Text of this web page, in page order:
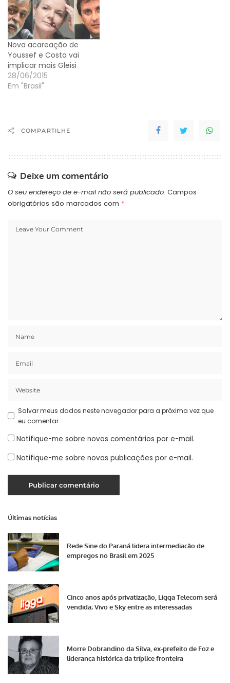
Nova acareação de
Youssef e Costa vai
implicar mais Gleisi
28/06/2015
Em "Brasil"
COMPARTILHE
Deixe um comentário
O seu endereço de e-mail não será publicado. Campos
obrigatórios são marcados com *
Salvar meus dados neste navegador para a próxima vez que
eu comentar.
Notifique-me sobre novos comentários por e-mail.
Notifique-me sobre novas publicações por e-mail.
Últimas notícias
Rede Sine do Paraná lidera intermediação de
empregos no Brasil em 2025
Cinco anos após privatização, Ligga Telecom será
vendida; Vivo e Sky entre as interessadas
Morre Dobrandino da Silva, ex-prefeito de Foz e
liderança histórica da tríplice fronteira